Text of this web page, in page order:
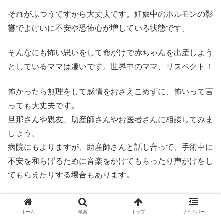
それがふつうですから大丈夫です。妊娠中のホルモンの影
響でよけいに不安や恐怖心が増している状態です。
そんなにも怖い思いをして命がけで赤ちゃんを出産しよう
としているママは凄いです。世界中のママ、リスペクト！
怖かったら無理をして感情をおさえこめずに、怖いって言
っても大丈夫です。
旦那さんや親友、助産師さんやお医者さんに相談してみま
しょう。
病院にもよりますが、助産師さんと話し合って、手術中に
不安を和らげるために音楽をかけてもらったり声がけをし
てもらえたりする場合もあります。
お医者さんも、ママと赤ちゃんを守ろうと必死に頑張って
くれています。
ホーム 検索 トップ サイドバー